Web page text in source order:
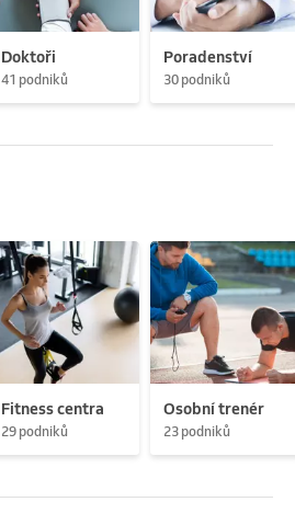
Doktoři
41 podniků
Poradenství
30 podniků
Fitness centra
29 podniků
Osobní trenér
23 podniků